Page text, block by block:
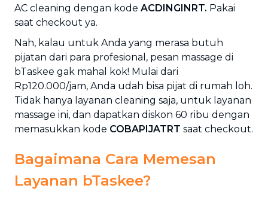
AC cleaning dengan kode ACDINGINRT. Pakai
saat checkout ya.
Nah, kalau untuk Anda yang merasa butuh
pijatan dari para profesional, pesan massage di
bTaskee gak mahal kok! Mulai dari
Rp120.000/jam, Anda udah bisa pijat di rumah loh.
Tidak hanya layanan cleaning saja, untuk layanan
massage ini, dan dapatkan diskon 60 ribu dengan
memasukkan kode COBAPIJATRT saat checkout.
Bagaimana Cara Memesan
Layanan bTaskee?